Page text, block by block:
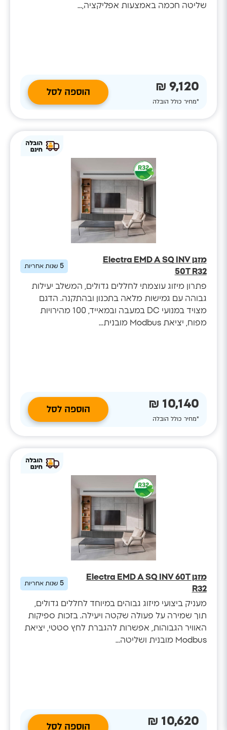
שליטה חכמה באמצעות אפליקציה,...
9,120 ₪
*מחיר כולל הובלה
הוספה לסל
מזגן Electra EMD A SQ INV
50T R32
5שנות אחריות
פתרון מיזוג עוצמתי לחללים גדולים, המשלב יעילות
גבוהה עם גמישות מלאה בתכנון ובהתקנה. הדגם
מצויד במנועי DC במעבה ובמאייד, 100 מהירויות
מפוח, יציאת Modbus מובנית...
10,140 ₪
*מחיר כולל הובלה
הוספה לסל
מזגן Electra EMD A SQ INV 60T
R32
5שנות אחריות
מעניק ביצועי מיזוג גבוהים במיוחד לחללים גדולים,
תוך שמירה על פעולה שקטה ויעילה. בזכות ספיקות
האוויר הגבוהות, אפשרות להגברת לחץ סטטי, יציאת
Modbus מובנית ושליטה...
10,620 ₪ הוספה לסל